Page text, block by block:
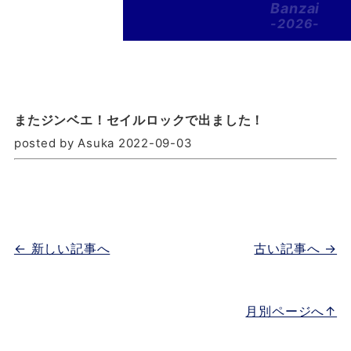
Banzai
-2026-
またジンベエ！セイルロックで出ました！
posted by Asuka 2022-09-03
古い記事へ →
← 新しい記事へ
月別ページへ↑